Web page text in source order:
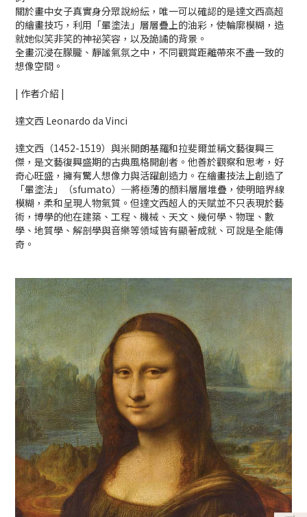
關於畫中女子真實身分眾說紛紜，唯一可以確認的是達文西高超
的繪畫技巧，利用「暈塗法」層層疊上的油彩，使輪廓模糊，造
就她似笑非笑的神祕笑容，以及詭譎的背景。
全畫沉浸在朦朧、靜謐氣氛之中，不同觀賞距離帶來不盡一致的
想像空間。
| 作者介紹 |
達文西 Leonardo da Vinci
達文西（1452-1519）與米開朗基羅和拉斐爾並稱文藝復興三
傑，是文藝復興盛期的古典風格開創者。他善於觀察和思考，好
奇心旺盛，擁有驚人想像力與活躍創造力。在繪畫技法上創造了
「暈塗法」（sfumato）─將極薄的顏料層層堆疊，使明暗界線
模糊，柔和呈現人物氣質。但達文西超人的天賦並不只表現於藝
術，博學的他在建築、工程、機械、天文、幾何學、物理、數
學、地質學、解剖學與音樂等領域皆有顯著成就、可說是全能傳
奇。